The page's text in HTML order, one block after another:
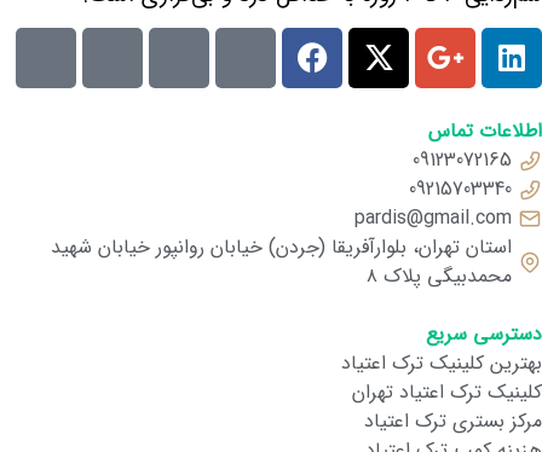
اطلاعات تماس
09123072165
09215703340
pardis@gmail.com
استان تهران، بلوارآفریقا (جردن) خیابان روانپور خیابان شهید
محمدبیگی پلاک ۸
دسترسی سریع
بهترین کلینیک ترک اعتیاد
کلینیک ترک اعتیاد تهران
مرکز بستری ترک اعتیاد